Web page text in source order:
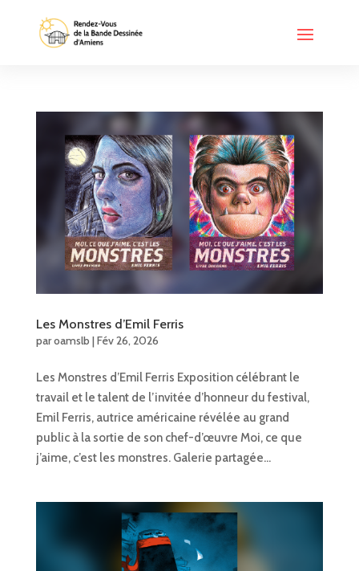
Les Monstres d’Emil Ferris
paroamslb |Fév 26, 2026
Les Monstres d’Emil Ferris Exposition célébrant le
travail et le talent de l’invitée d’honneur du festival,
Emil Ferris, autrice américaine révélée au grand
public à la sortie de son chef-d’œuvre Moi, ce que
j’aime, c’est les monstres. Galerie partagée...